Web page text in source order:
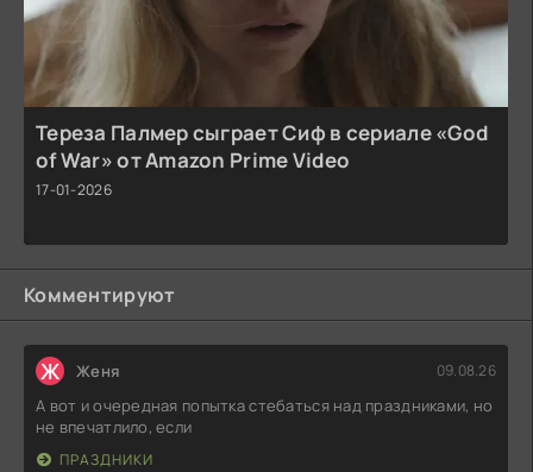
Тереза Палмер сыграет Сиф в сериале «God
of War» от Amazon Prime Video
17-01-2026
Комментируют
Ж Женя 09.08.26
А вот и очередная попытка стебаться над праздниками, но
не впечатлило, если
ПРАЗДНИКИ